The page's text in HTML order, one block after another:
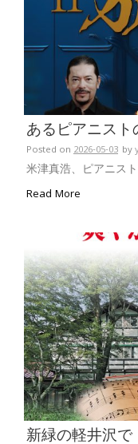
あるピアニスト
Posted on 2026-05-03 by
米津真浩、ピアニス
Read More
新緑の軽井沢で